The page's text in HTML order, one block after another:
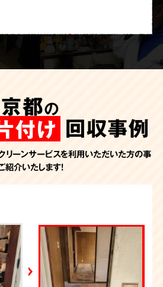
号）
怪談を浴びる会
京都の
付け 回収事例
リーンサービスを利用いただいた方の事
介いたします！
敷清掃（京都）
付け
ミ屋敷）
ミ屋敷）